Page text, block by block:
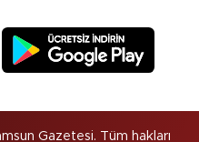
Gazetesi. Tüm hakları